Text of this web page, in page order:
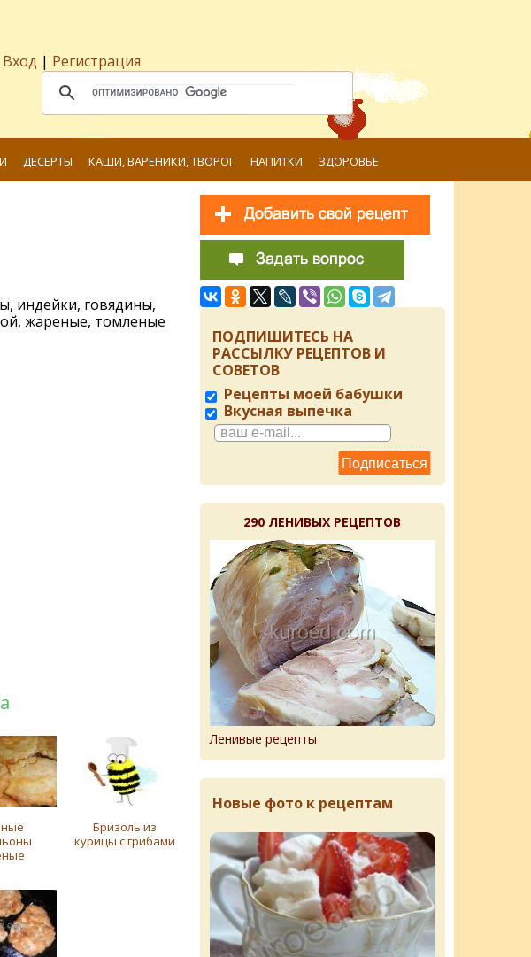
Вход | Регистрация
ДЕСЕРТЫ КАШИ, ВАРЕНИКИ, ТВОРОГ НАПИТКИ ЗДОРОВЬЕ
индейки, говядины,
жареные, томленые
Бризоль из
курицы с грибами
ПОДПИШИТЕСЬ НА
РАССЫЛКУ РЕЦЕПТОВ И
СОВЕТОВ
Рецепты моей бабушки
Вкусная выпечка
290 ЛЕНИВЫХ РЕЦЕПТОВ
Ленивые рецепты
Новые фото к рецептам